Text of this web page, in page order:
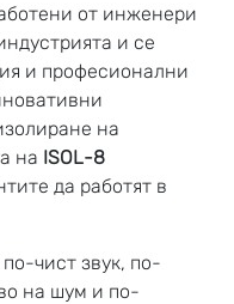
от инженери
и се
и професионални
на
на ISOL-8
да работят в
чист звук, по-
на шум и по-